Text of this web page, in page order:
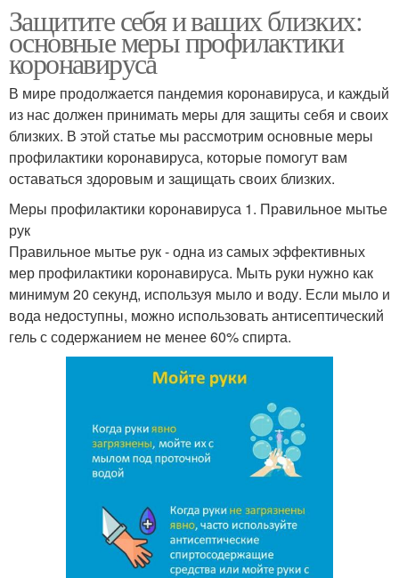
Защитите себя и ваших близких:
основные меры профилактики
коронавируса
В мире продолжается пандемия коронавируса, и каждый
из нас должен принимать меры для защиты себя и своих
близких. В этой статье мы рассмотрим основные меры
профилактики коронавируса, которые помогут вам
оставаться здоровым и защищать своих близких.
Меры профилактики коронавируса 1. Правильное мытье
рук
Правильное мытье рук - одна из самых эффективных
мер профилактики коронавируса. Мыть руки нужно как
минимум 20 секунд, используя мыло и воду. Если мыло и
вода недоступны, можно использовать антисептический
гель с содержанием не менее 60% спирта.